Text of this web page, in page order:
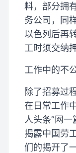
料，部分拥
务公司，同
以色列后再
工时须交纳
工作中的不
除了招募过
在日常工作
人头条”网一
揭露中国劳
们的揭开了